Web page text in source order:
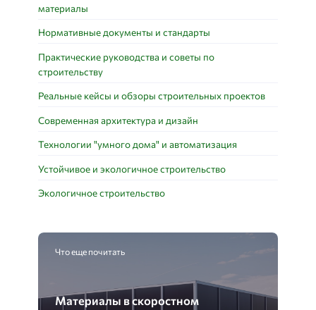
материалы
Нормативные документы и стандарты
Практические руководства и советы по
строительству
Реальные кейсы и обзоры строительных проектов
Современная архитектура и дизайн
Технологии "умного дома" и автоматизация
Устойчивое и экологичное строительство
Экологичное строительство
Что еще почитать
Материалы в скоростном